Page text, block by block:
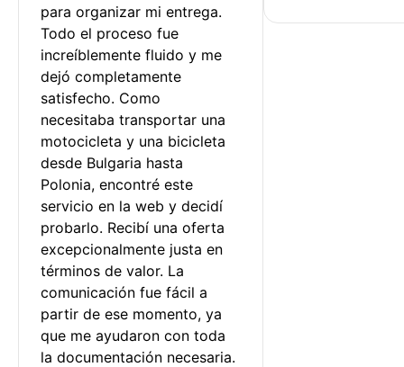
para organizar mi entrega.
Todo el proceso fue
increíblemente fluido y me
dejó completamente
satisfecho. Como
necesitaba transportar una
motocicleta y una bicicleta
desde Bulgaria hasta
Polonia, encontré este
servicio en la web y decidí
probarlo. Recibí una oferta
excepcionalmente justa en
términos de valor. La
comunicación fue fácil a
partir de ese momento, ya
que me ayudaron con toda
la documentación necesaria.